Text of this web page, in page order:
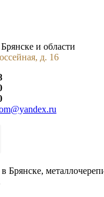
и области
д. 16
Брянске,